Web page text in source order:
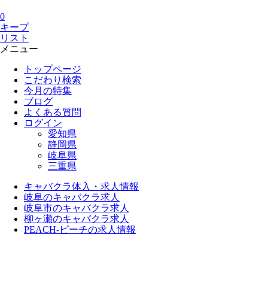
0
キープ
リスト
メニュー
トップページ
こだわり検索
今月の特集
ブログ
よくある質問
ログイン
愛知県
静岡県
岐阜県
三重県
キャバクラ体入・求人情報
岐阜のキャバクラ求人
岐阜市のキャバクラ求人
柳ヶ瀬のキャバクラ求人
PEACH-ピーチの求人情報